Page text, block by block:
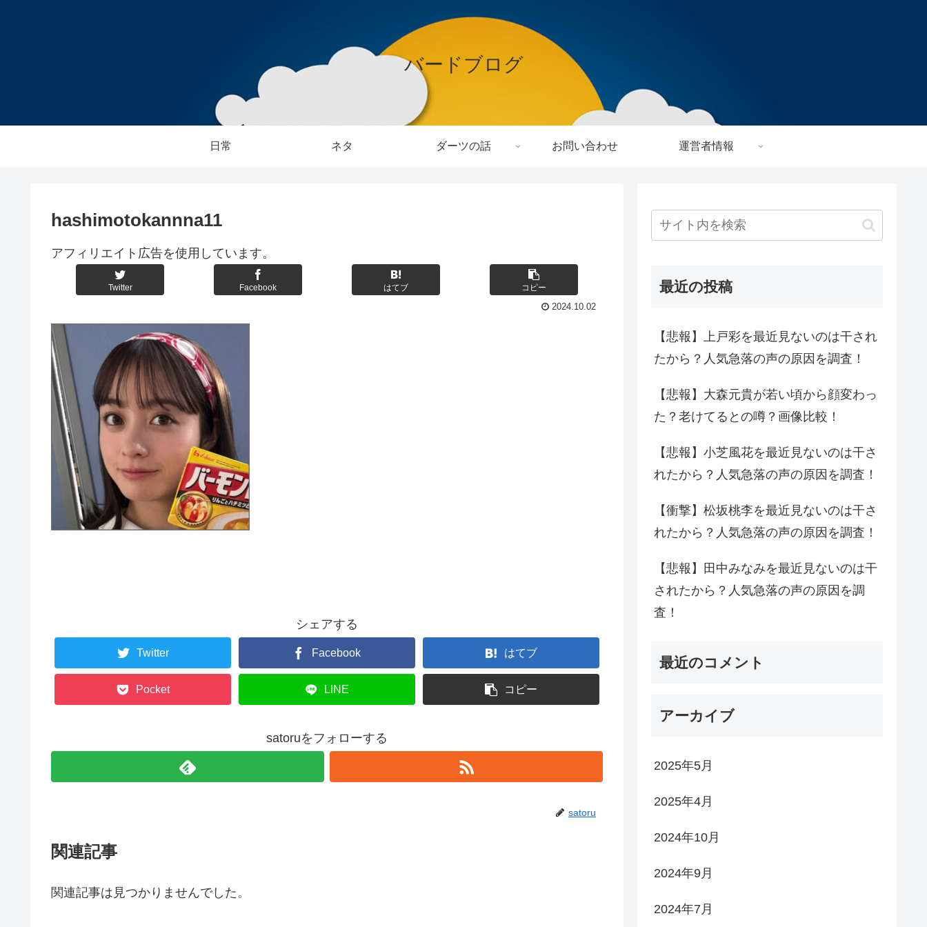
バードブログ
日常 ネタ ダーツの話 お問い合わせ 運営者情報
hashimotokannna11
アフィリエイト広告を使用しています。
Twitter Facebook はてブ コピー
2024.10.02
シェアする
Twitter Facebook はてブ
Pocket LINE コピー
satoruをフォローする
satoru
関連記事
関連記事は見つかりませんでした。
最近の投稿
【悲報】上戸彩を最近見ないのは干され
たから？人気急落の声の原因を調査！
【悲報】大森元貴が若い頃から顔変わっ
た？老けてるとの噂？画像比較！
【悲報】小芝風花を最近見ないのは干さ
れたから？人気急落の声の原因を調査！
【衝撃】松坂桃李を最近見ないのは干さ
れたから？人気急落の声の原因を調査！
【悲報】田中みなみを最近見ないのは干
されたから？人気急落の声の原因を調
査！
最近のコメント
アーカイブ
2025年5月
2025年4月
2024年10月
2024年9月
2024年7月